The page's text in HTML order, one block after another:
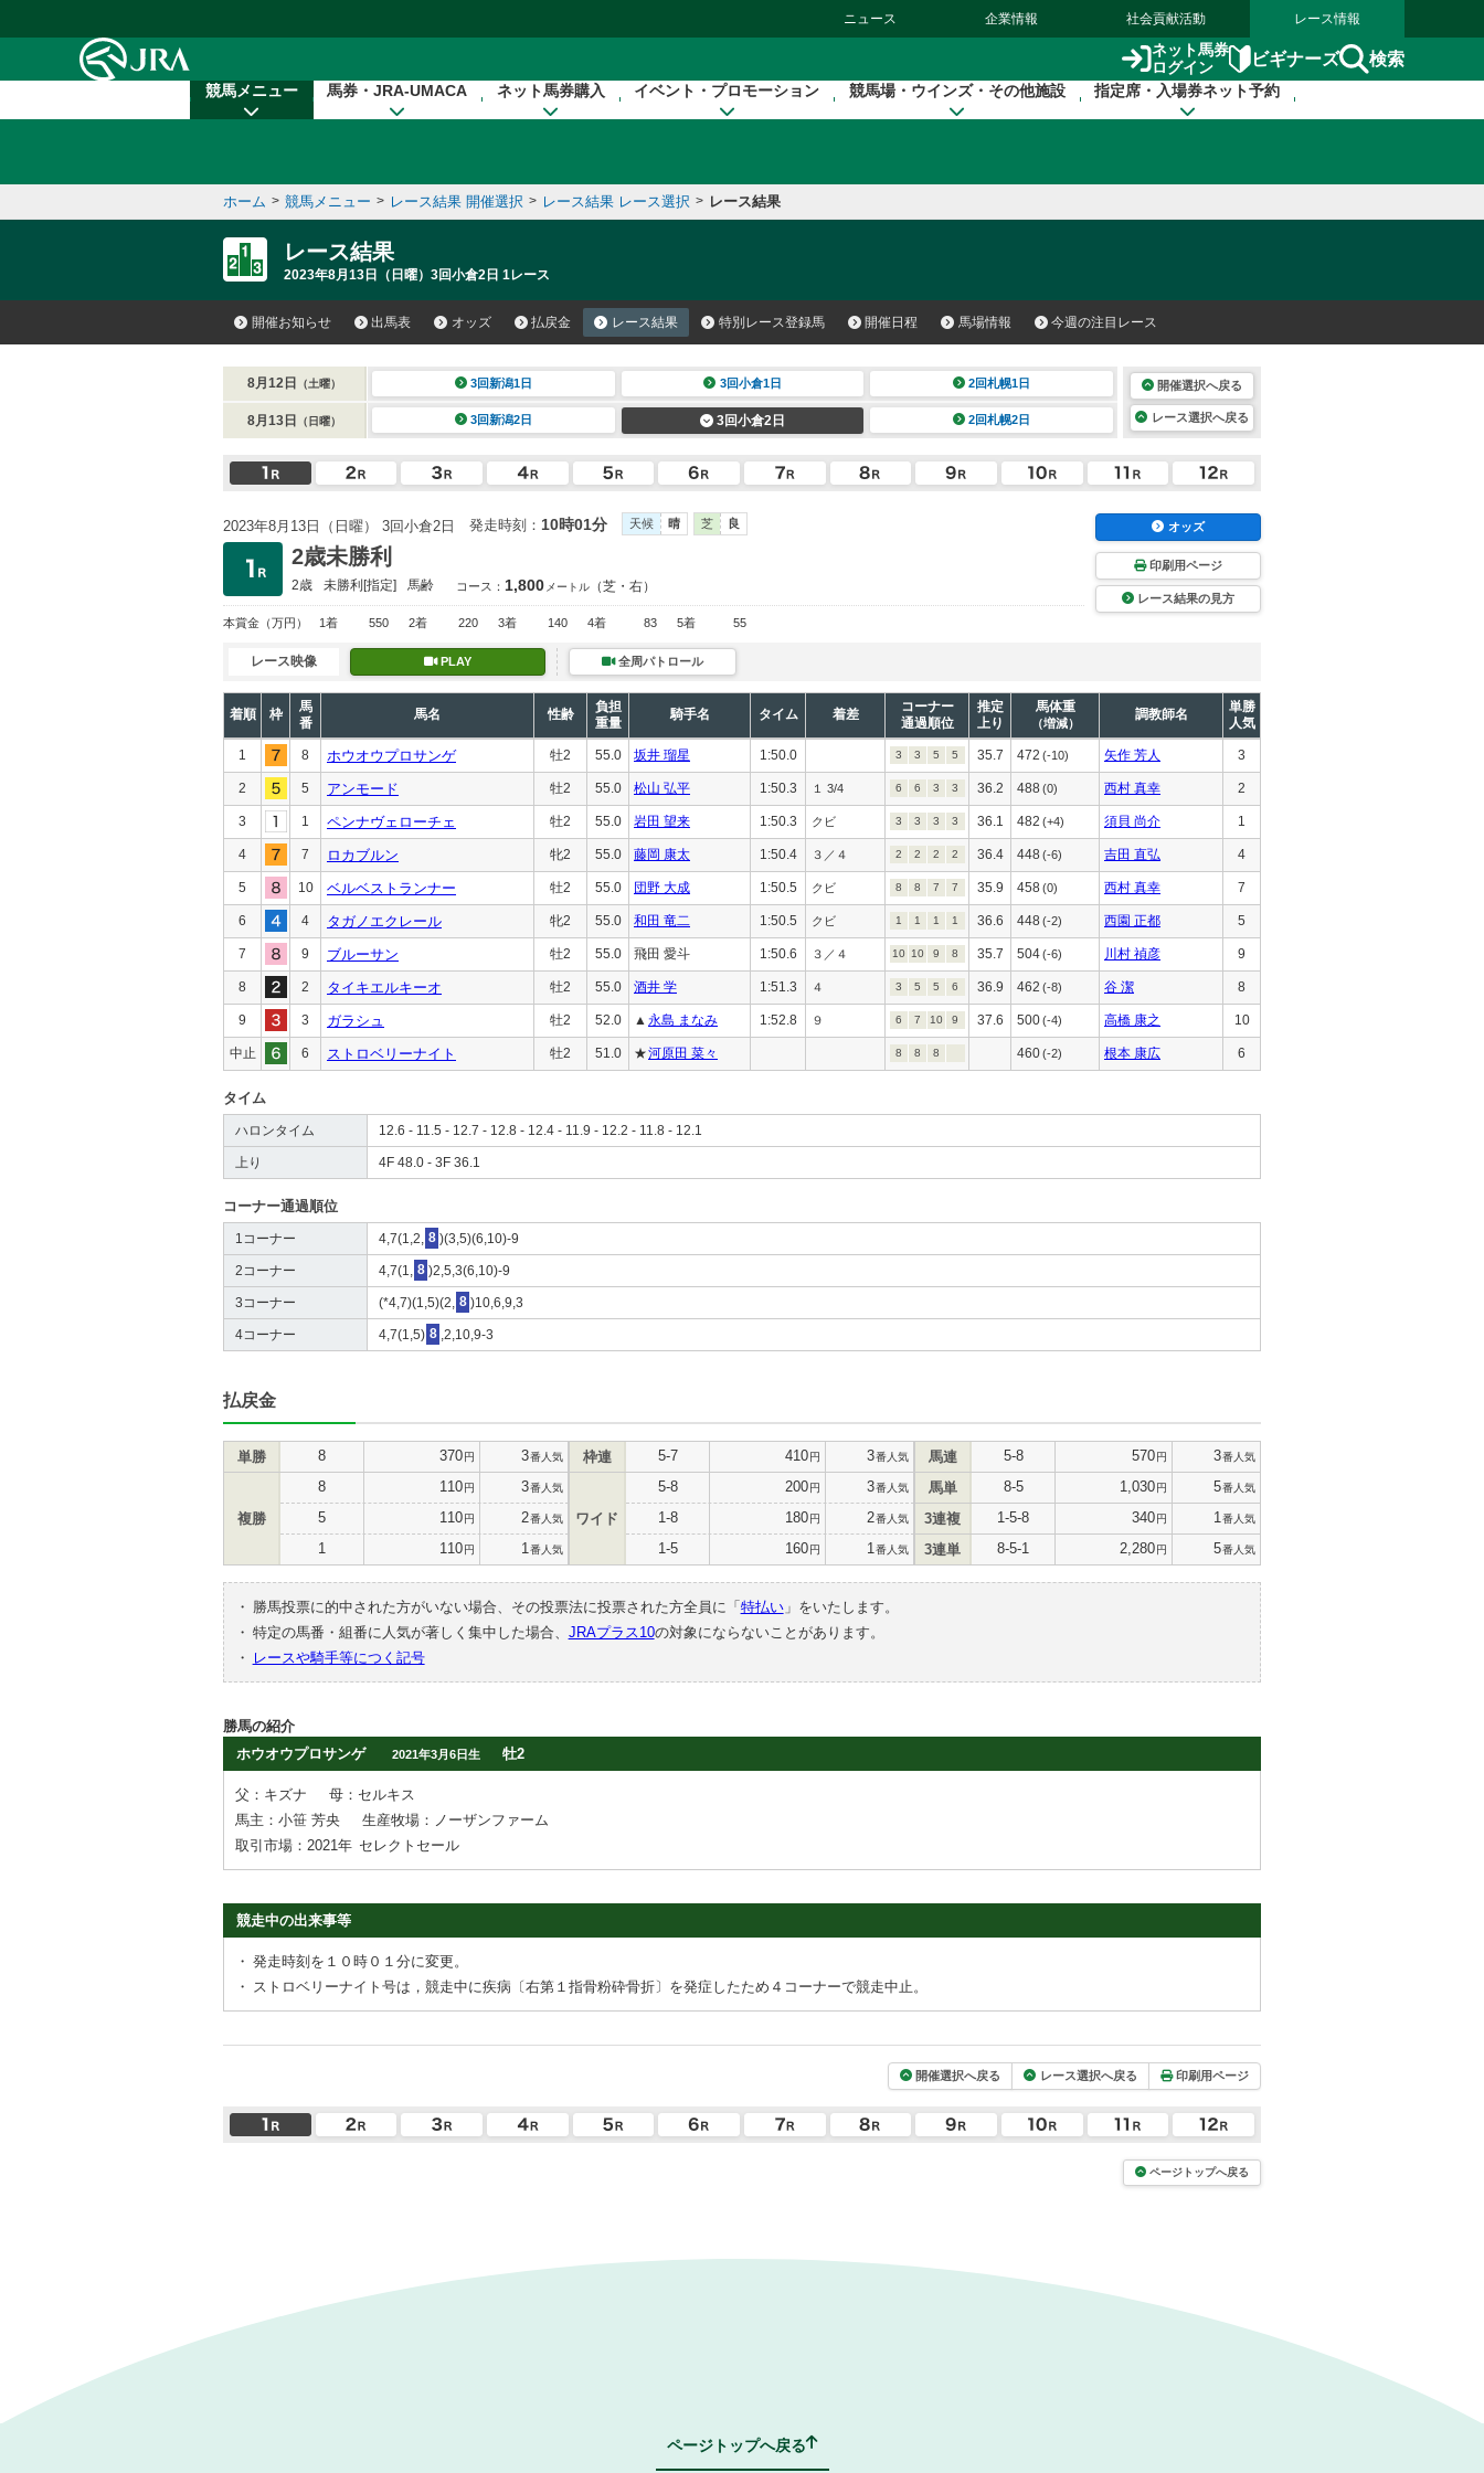
ニュース 企業情報 社会貢献活動 レース情報
ネット馬券
ログイン
ビギナーズ 検索
競馬メニュー 馬券・JRA-UMACA ネット馬券購入 イベント・プロモーション 競馬場・ウインズ・その他施設 指定席・入場券ネット予約
ホーム > 競馬メニュー > レース結果 開催選択 > レース結果 レース選択 > レース結果
レース結果
2023年8月13日（日曜）3回小倉2日 1レース
開催お知らせ 出馬表 オッズ 払戻金 レース結果 特別レース登録馬 開催日程 馬場情報 今週の注目レース
8月12日 （土曜） 3回新潟1日 3回小倉1日 2回札幌1日
8月13日 （日曜） 3回新潟2日 3回小倉2日 2回札幌2日
開催選択へ戻る
レース選択へ戻る
2023年8月13日（日曜） 3回小倉2日 発走時刻： 10時01分 天候 晴 芝 良
2歳未勝利
2歳 未勝利[指定] 馬齢 コース： 1,800 メートル （芝・右）
本賞金 （万円） 1着 550 2着 220 3着 140 4着 83 5着 55
オッズ
印刷用ページ
レース結果の見方
レース映像 PLAY 全周パトロール
着順 枠
馬
番
馬名 性齢
負担
重量
騎手名 タイム 着差
コーナー
通過順位
推定
上り
馬体重
（増減）
調教師名
単勝
人気
1 8 ホウオウプロサンゲ 牡2 55.0 坂井 瑠星 1:50.0 3 3 5 5 35.7 472 (-10) 矢作 芳人 3
2 5 アンモード 牡2 55.0 松山 弘平 1:50.3 １ 3/4 6 6 3 3 36.2 488 (0) 西村 真幸 2
3 1 ペンナヴェローチェ 牡2 55.0 岩田 望来 1:50.3 クビ 3 3 3 3 36.1 482 (+4) 須貝 尚介 1
4 7 ロカブルン 牝2 55.0 藤岡 康太 1:50.4 ３／４ 2 2 2 2 36.4 448 (-6) 吉田 直弘 4
5 10 ベルベストランナー 牡2 55.0 団野 大成 1:50.5 クビ 8 8 7 7 35.9 458(0) 西村 真幸 7
6 4 タガノエクレール 牝2 55.0 和田 竜二 1:50.5 クビ 1 1 1 1 36.6 448 (-2) 西園 正都 5
7 9 ブルーサン 牡2 55.0 飛田 愛斗 1:50.6 ３／４ 10 10 9 8 35.7 504(-6) 川村 禎彦 9
8 2 タイキエルキーオ 牡2 55.0 酒井 学 1:51.3 ４ 3 5 5 6 36.9 462 (-8) 谷 潔 8
9 3 ガラシュ 牡2 52.0 ▲ 永島 まなみ 1:52.8 ９ 6 7 10 9 37.6 500(-4) 高橋 康之 10
中止 6 ストロベリーナイト 牡2 51.0 ★河原田 菜々 8 8 8 460(-2) 根本 康広 6
タイム
ハロンタイム 12.6 - 11.5 - 12.7 - 12.8 - 12.4 - 11.9 - 12.2 - 11.8 - 12.1
上り 4F 48.0 - 3F 36.1
コーナー通過順位
1コーナー 4,7(1,2, 8 )(3,5)(6,10)-9
2コーナー 4,7(1, 8 )2,5,3(6,10)-9
3コーナー (*4,7)(1,5)(2, 8 )10,6,9,3
4コーナー 4,7(1,5) 8 ,2,10,9-3
払戻金
単勝 8 370円 3番人気
複勝
8 110円 3番人気
5 110円 2番人気
1 110円 1 番人気
枠連 5-7 410円 3番人気
ワイド
5-8 200円 3番人気
1-8 180円 2番人気
1-5 160円 1 番人気
馬連 5-8 570円 3番人気
馬単 8-5 1,030円 5番人気
3連複 1-5-8 340円 1 番人気
3連単 8-5-1 2,280円 5番人気
・ 勝馬投票に的中された方がいない場合、その投票法に投票された方全員に「 特払い」をいたします。
・ 特定の馬番・組番に人気が著しく集中した場合、 JRAプラス10の対象にならないことがあります。
・
レースや騎手等につく記号
勝馬の紹介
ホウオウプロサンゲ
2021年3月6日生 牡2
父：キズナ
母：セルキス
馬主：小笹 芳央
生産牧場：ノーザンファーム
取引市場：2021年 セレクトセール
競走中の出来事等
・ 発走時刻を１０時０１分に変更。
・
ストロベリーナイト号は，競走中に疾病〔右第１指骨粉砕骨折〕を発症したため４コーナーで競走中止。
開催選択へ戻る レース選択へ戻る 印刷用ページ
ページトップへ戻る
ページトップへ戻る